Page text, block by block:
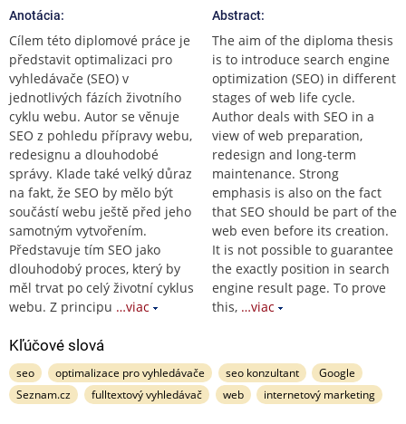
Anotácia:
Cílem této diplomové práce je
představit optimalizaci pro
vyhledávače (SEO) v
jednotlivých fázích životního
cyklu webu. Autor se věnuje
SEO z pohledu přípravy webu,
redesignu a dlouhodobé
správy. Klade také velký důraz
na fakt, že SEO by mělo být
součástí webu ještě před jeho
samotným vytvořením.
Představuje tím SEO jako
dlouhodobý proces, který by
měl trvat po celý životní cyklus
webu. Z principu …viac
Abstract:
The aim of the diploma thesis
is to introduce search engine
optimization (SEO) in different
stages of web life cycle.
Author deals with SEO in a
view of web preparation,
redesign and long-term
maintenance. Strong
emphasis is also on the fact
that SEO should be part of the
web even before its creation.
It is not possible to guarantee
the exactly position in search
engine result page. To prove
this, …viac
Kľúčové slová
seo optimalizace pro vyhledávače seo konzultant
Google
Seznam.cz
fulltextový vyhledávač web internetový marketing